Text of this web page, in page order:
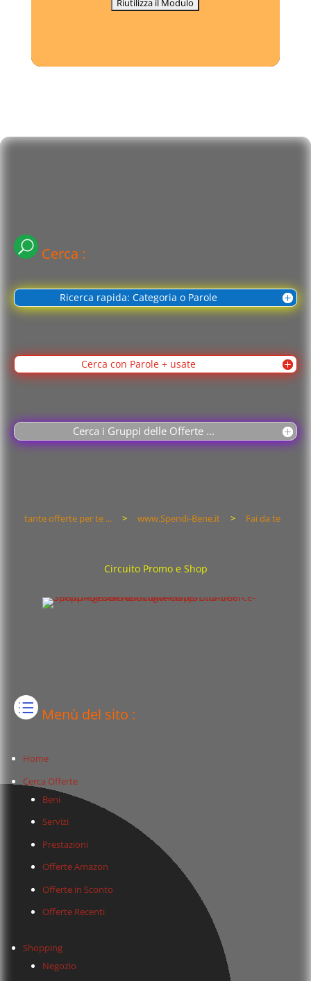
Cerca :
Ricerca rapida: Categoria o Parole
Cerca con Parole + usate
Cerca i Gruppi delle Offerte ...
tante offerte per te ... > www.Spendi-Bene.it > Fai da te
Circuito Promo e Shop
Menù del sito :
Home
Cerca Offerte
Beni
Servizi
Prestazioni
Offerte Amazon
Offerte in Sconto
Offerte Recenti
Shopping
Negozio